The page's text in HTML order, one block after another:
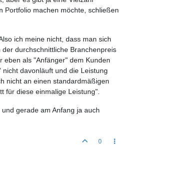
Portfolio machen möchte, schließen
ich meine nicht, dass man sich
durchschnittliche Branchenpreis
eben als "Anfänger" dem Kunden
davonläuft und die Leistung
nicht an einen standardmäßigen
für diese einmalige Leistung".
gerade am Anfang ja auch
0